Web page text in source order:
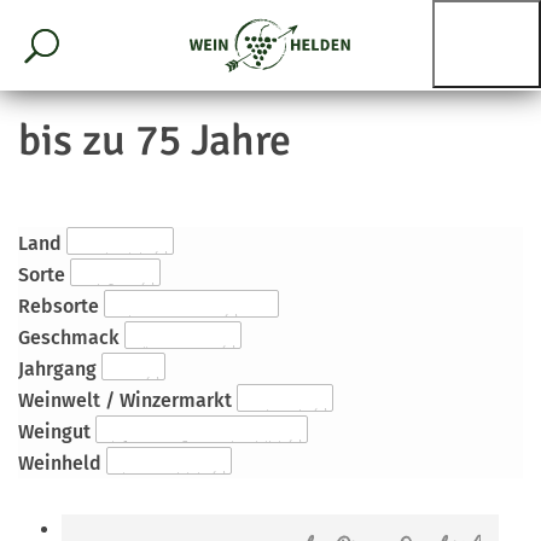
bis zu 75 Jahre
Land
Sorte
Rebsorte
Geschmack
Jahrgang
Weinwelt / Winzermarkt
Weingut
Weinheld